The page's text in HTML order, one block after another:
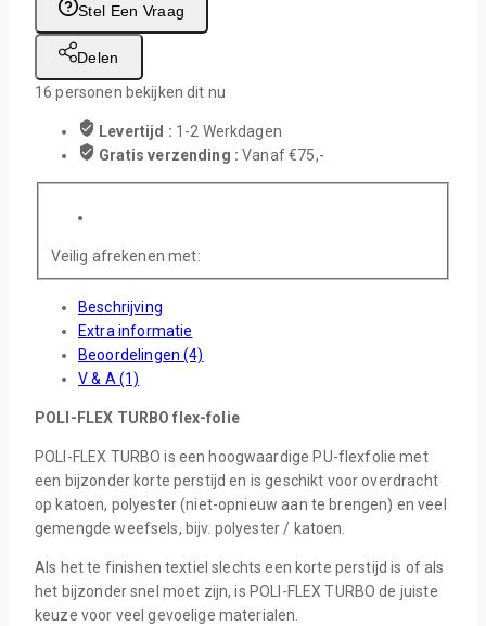
Stel Een Vraag
Delen
16 personen bekijken dit nu
Levertijd : 1-2 Werkdagen
Gratis verzending :Vanaf €75,-
Veilig afrekenen met:
Beschrijving
Extra informatie
Beoordelingen (4)
V & A (1)
POLI-FLEX TURBO flex-folie
POLI-FLEX TURBO is een hoogwaardige PU-flexfolie met
een bijzonder korte perstijd en is geschikt voor overdracht
op katoen, polyester (niet-opnieuw aan te brengen) en veel
gemengde weefsels, bijv. polyester / katoen.
Als het te finishen textiel slechts een korte perstijd is of als
het bijzonder snel moet zijn, is POLI-FLEX TURBO de juiste
keuze voor veel gevoelige materialen.